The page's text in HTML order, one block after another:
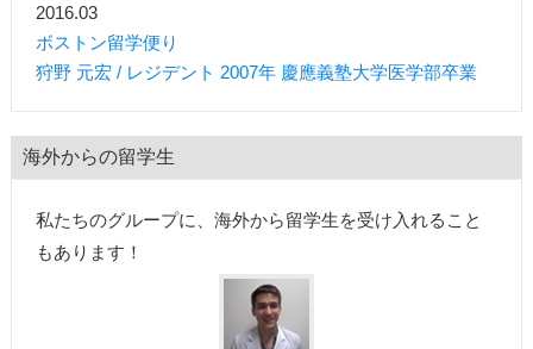
2016.03
ボストン留学便り
狩野 元宏 / レジデント 2007年 慶應義塾大学医学部卒業
海外からの留学生
私たちのグループに、海外から留学生を受け入れること
もあります！